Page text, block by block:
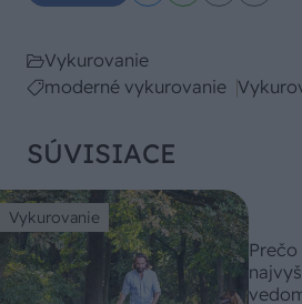
Vykurovanie
moderné vykurovanie
SÚVISIACE
Vykurovanie